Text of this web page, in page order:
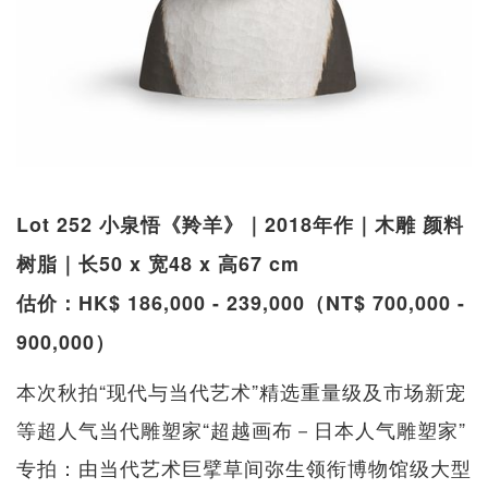
Lot 252 小泉悟《羚羊》｜2018年作｜木雕 颜料
树脂｜长50 x 宽48 x 高67 cm
估价：HK$ 186,000 - 239,000（NT$ 700,000 -
900,000）
本次秋拍“现代与当代艺术”精选重量级及市场新宠
等超人气当代雕塑家“超越画布－日本人气雕塑家”
专拍：由当代艺术巨擘草间弥生领衔博物馆级大型